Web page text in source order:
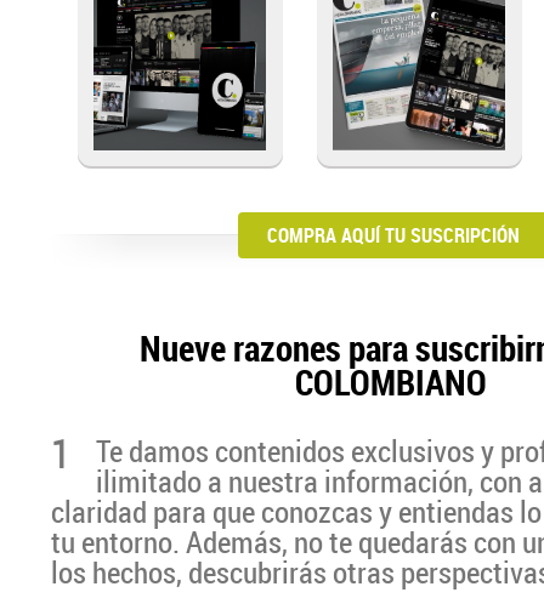
COMPRA AQUÍ TU SUSCRIPCIÓN
Nueve razones para
COLOMBIANO
1 Te damos contenidos exclusivos y
ilimitado a nuestra información, con
claridad para que conozcas y entiendas
tu entorno. Además, no te quedarás con
los hechos, descubrirás otras